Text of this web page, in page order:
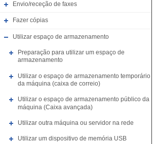
Envio/receção de faxes
Fazer cópias
Utilizar espaço de armazenamento
Preparação para utilizar um espaço de
armazenamento
Utilizar o espaço de armazenamento temporário
da máquina (caixa de correio)
Utilizar o espaço de armazenamento público da
máquina (Caixa avançada)
Utilizar outra máquina ou servidor na rede
Utilizar um dispositivo de memória USB